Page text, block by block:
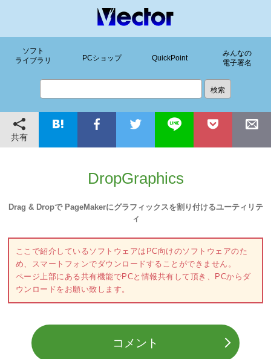
ソフト
ライブラリ
PCショップ QuickPoint
みんなの
電子署名
共有
DropGraphics
Drag & Dropで PageMakerにグラフィックスを割り付けるユーティリテ
ィ
ここで紹介しているソフトウェアはPC向けのソフトウェアのた
め、スマートフォンでダウンロードすることができません。
ページ上部にある共有機能でPCと情報共有して頂き、PCからダ
ウンロードをお願い致します。
コメント